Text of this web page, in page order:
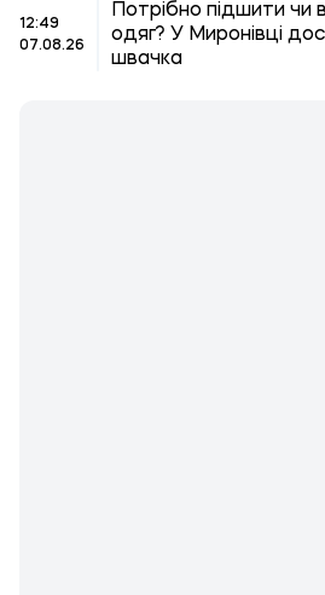
12:49
07.08.26
Потрібно підшити чи
одяг? У Миронівці
швачка